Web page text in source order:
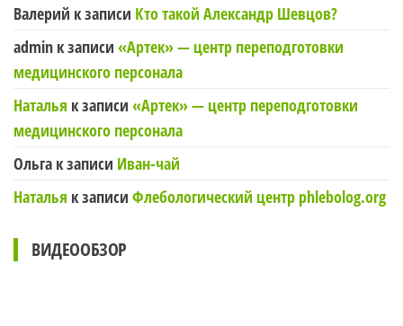
Валерий к записи Кто такой Александр Шевцов?
admin к записи «Артек» — центр переподготовки
медицинского персонала
Наталья к записи «Артек» — центр переподготовки
медицинского персонала
Ольга к записи Иван-чай
Наталья к записи Флебологический центр phlebolog.org
ВИДЕООБЗОР